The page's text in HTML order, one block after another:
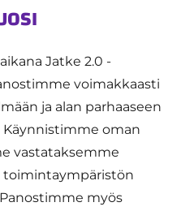
Jatke 2.0 -
voimakkaasti
ja alan parhaaseen
oman
vastataksemme
toimintaympäristön
myös